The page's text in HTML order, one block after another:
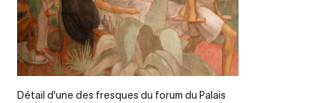
Legende
Détail d'une des fresques du forum du Palais